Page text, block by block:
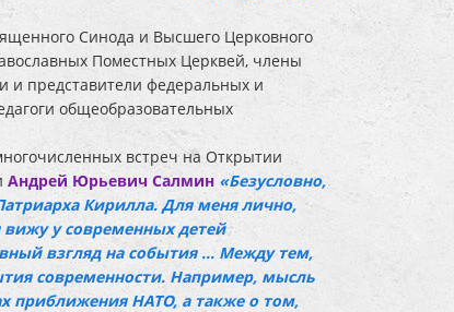
Синода и Высшего Церковного
Поместных Церквей, члены
и представители федеральных и
общеобразовательных
встреч на Открытии
Андрей Юрьевич Салмин «Безусловно,
Кирилла. Для меня лично,
вижу у современных детей
взгляд на события ... Между тем,
современности. Например, мысль
приближения НАТО, а также о том,